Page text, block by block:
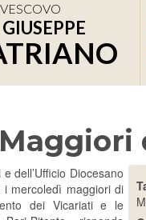
GIUSEPPE
dell’Ufficio Diocesano
i mercoledì maggiori di
dei Vicariati e le